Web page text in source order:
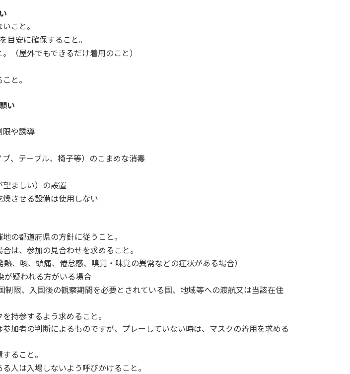
こと。
目安に確保すること。
（屋外でもできるだけ着用のこと）
と。
い
限や誘導
、テーブル、椅子等）のこまめな消毒
ましい）の設置
させる設備は使用しない
の都道府県の方針に従うこと。
は、参加の見合わせを求めること。
、咳、頭痛、倦怠感、嗅覚・味覚の異常などの症状がある場合）
が疑われる方がいる場合
制限、入国後の観察期間を必要とされている国、地域等への渡航又は当該在住
持参するよう求めること。
加者の判断によるものですが、プレーしていない時は、マスクの着用を求める
ること。
人は入場しないよう呼びかけること。